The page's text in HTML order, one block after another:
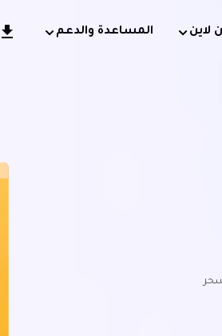
لاين المساعدة والدعم